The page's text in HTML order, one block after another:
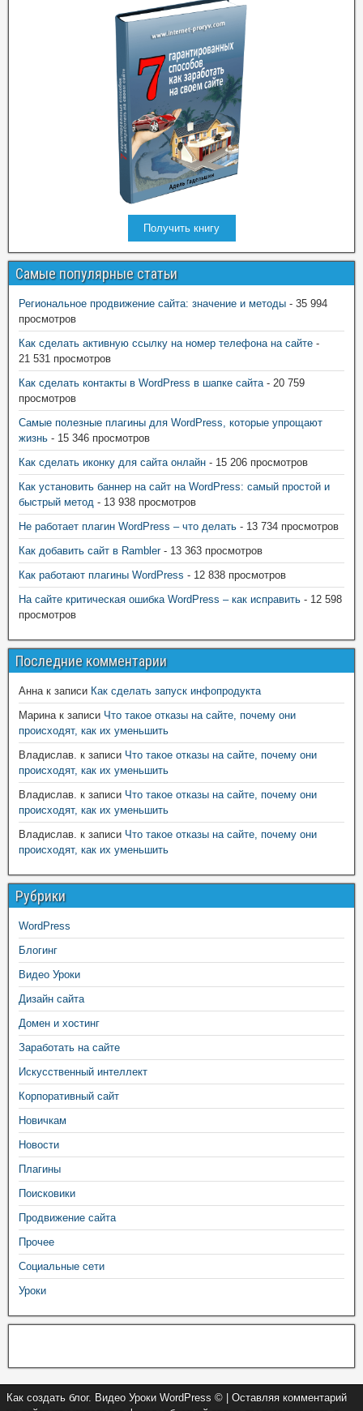
Получить книгу
Самые популярные статьи
Региональное продвижение сайта: значение и методы - 35 994
просмотров
Как сделать активную ссылку на номер телефона на сайте -
21 531 просмотров
Как сделать контакты в WordPress в шапке сайта- 20 759
просмотров
Самые полезные плагины для WordPress, которые упрощают
жизнь - 15 346 просмотров
Как сделать иконку для сайта онлайн - 15 206 просмотров
Как установить баннер на сайт на WordPress: самый простой и
быстрый метод - 13 938 просмотров
Не работает плагин WordPress – что делать - 13 734 просмотров
Как добавить сайт в Rambler- 13 363 просмотров
Как работают плагины WordPress - 12 838 просмотров
На сайте критическая ошибка WordPress – как исправить - 12 598
просмотров
Последние комментарии
Аннак записи Как сделать запуск инфопродукта
Маринак записи Что такое отказы на сайте, почему они
происходят, как их уменьшить
Владислав. к записи Что такое отказы на сайте, почему они
происходят, как их уменьшить
Владислав. к записи Что такое отказы на сайте, почему они
происходят, как их уменьшить
Владислав. к записи Что такое отказы на сайте, почему они
происходят, как их уменьшить
Рубрики
WordPress
Блогинг
Видео Уроки
Дизайн сайта
Домен и хостинг
Заработать на сайте
Искусственный интеллект
Корпоративный сайт
Новичкам
Новости
Плагины
Поисковики
Продвижение сайта
Прочее
Социальные сети
Уроки
Как создать блог. Видео Уроки WordPress © | Оставляя комментарий